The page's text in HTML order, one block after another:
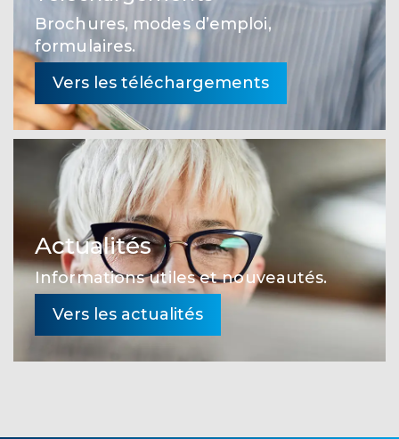
Brochures, modes d’emploi,
formulaires.
Vers les téléchargements
Actualités
Informations utiles et nouveautés.
Vers les actualités